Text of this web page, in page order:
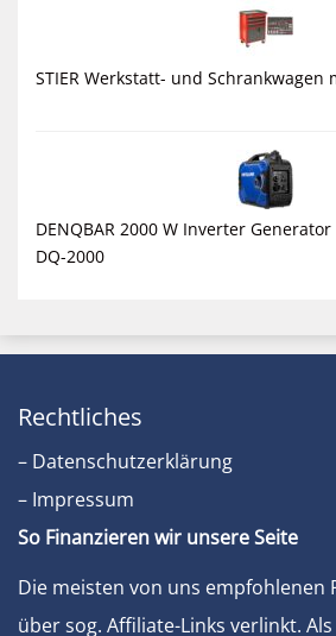
STIER Werkstatt- und Schrankwagen
DENQBAR 2000 W Inverter
DQ-2000
Rechtliches
– Datenschutzerklärung
– Impressum
So Finanzieren wir unsere Seite
Die meisten von uns empfohlenen
über sog. Affiliate-Links verlinkt.